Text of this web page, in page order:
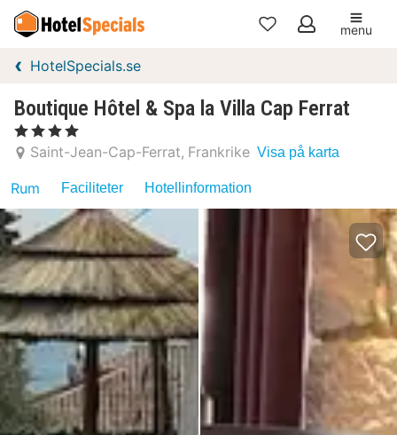
Mina
menu
HotelSpecials.se
Boutique Hôtel & Spa la Villa Cap Ferrat
, 4 Stjärnor
Saint-Jean-Cap-Ferrat Frankrike Visa på karta
Rum Faciliteter Hotellinformation